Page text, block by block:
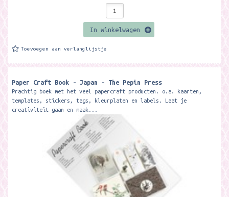
In winkelwagen
Toevoegen aan verlanglijstje
Paper Craft Book - Japan - The Pepin Press
Prachtig boek met het veel papercraft producten. o.a. kaarten,
templates, stickers, tags, kleurplaten en labels. Laat je
creativiteit gaan en maak...